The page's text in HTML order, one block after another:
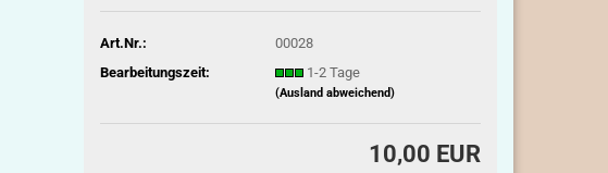
Art.Nr.:
00028
Bearbeitungszeit:
1-2 Tage
(Ausland abweichend)
10,00 EUR